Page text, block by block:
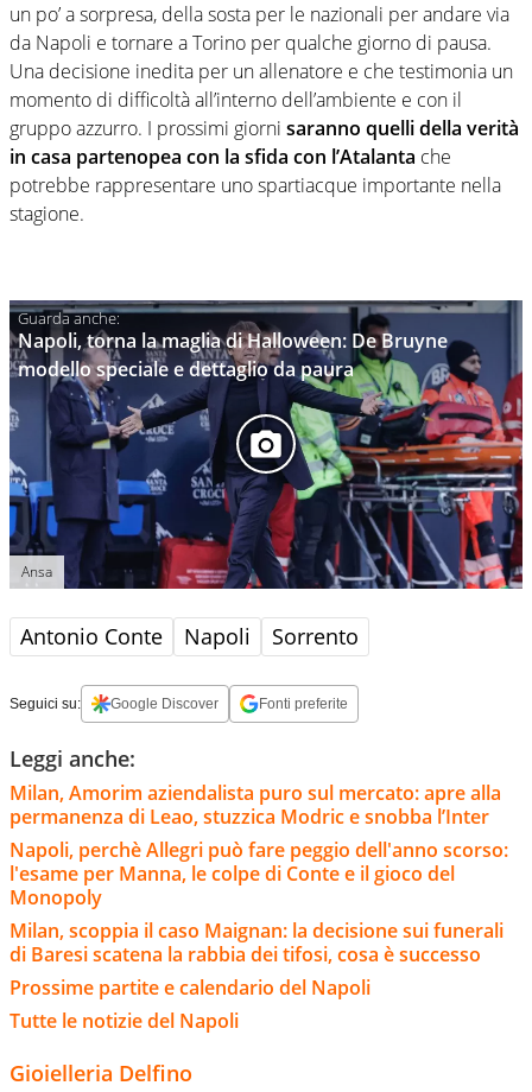
un po’ a sorpresa, della sosta per le nazionali per andare via
da Napoli e tornare a Torino per qualche giorno di pausa.
Una decisione inedita per un allenatore e che testimonia un
momento di difficoltà all’interno dell’ambiente e con il
gruppo azzurro. I prossimi giorni saranno quelli della verità
in casa partenopea con la sfida con l’Atalanta che
potrebbe rappresentare uno spartiacque importante nella
stagione.
Napoli, torna la maglia di Halloween: De Bruyne
modello speciale e dettaglio da paura
Ansa
Antonio Conte Napoli Sorrento
Seguici su: Google Discover Fonti preferite
Leggi anche:
Milan, Amorim aziendalista puro sul mercato: apre alla
permanenza di Leao, stuzzica Modric e snobba l’Inter
Napoli, perchè Allegri può fare peggio dell'anno scorso:
l'esame per Manna, le colpe di Conte e il gioco del
Monopoly
Milan, scoppia il caso Maignan: la decisione sui funerali
di Baresi scatena la rabbia dei tifosi, cosa è successo
Prossime partite e calendario del Napoli
Tutte le notizie del Napoli
Gioielleria Delfino